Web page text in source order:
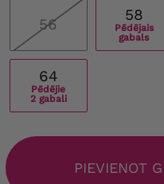
56
58
Pēdējais
gabals
64
Pēdējie
2 gabali
PIEVIENOT